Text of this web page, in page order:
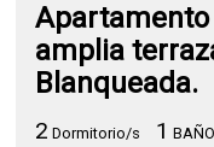
amplia
Blanqueada.
2 Dormitorio/s 1 BAÑO